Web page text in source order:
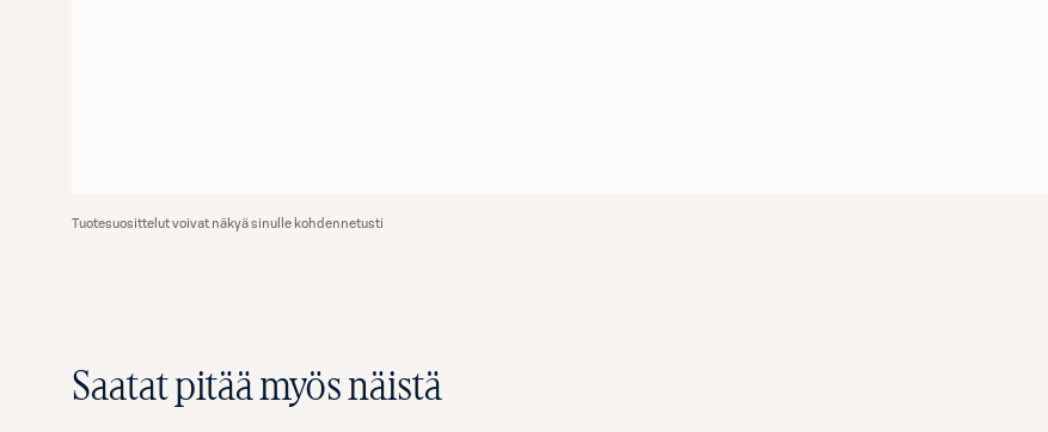
Tuotesuosittelut voivat näkyä sinulle kohdennetusti
Saatat pitää myös näistä